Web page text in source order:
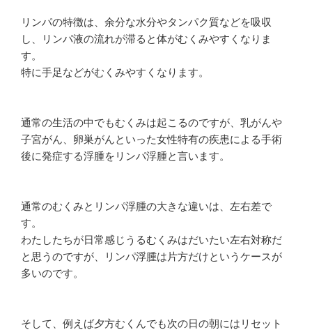
リンパの特徴は、余分な水分やタンパク質などを吸収
し、リンパ液の流れが滞ると体がむくみやすくなりま
す。
特に手足などがむくみやすくなります。
通常の生活の中でもむくみは起こるのですが、乳がんや
子宮がん、卵巣がんといった女性特有の疾患による手術
後に発症する浮腫をリンパ浮腫と言います。
通常のむくみとリンパ浮腫の大きな違いは、左右差で
す。
わたしたちが日常感じうるむくみはだいたい左右対称だ
と思うのですが、リンパ浮腫は片方だけというケースが
多いのです。
そして、例えば夕方むくんでも次の日の朝にはリセット